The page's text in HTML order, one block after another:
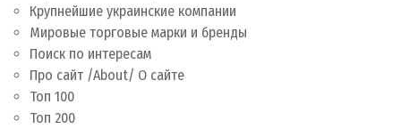
Крупнейшие украинские компании
Мировые торговые марки и бренды
Поиск по интересам
Про сайт /About/ О сайте
Топ 100
Топ 200